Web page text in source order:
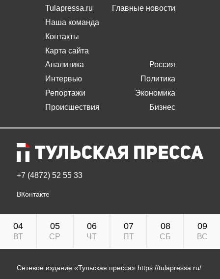
Tulapressa.ru
Наша команда
Контакты
Карта сайта
Главные новости
Аналитика
Интервью
Репортажи
Происшествия
Россия
Политика
Экономика
Бизнес
+7 (4872) 52 55 33
ВКонтакте
04
ВТ
05
СР
06
ЧТ
07
ПТ
08
СБ
09
ВС
Сетевое издание «Тульская пресса» https://tulapressa.ru/